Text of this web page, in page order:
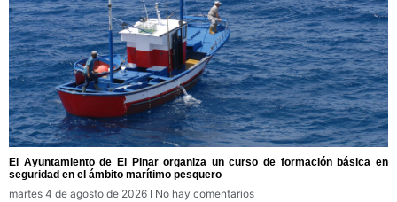
El Ayuntamiento de El Pinar organiza un curso de formación básica en
seguridad en el ámbito marítimo pesquero
martes 4 de agosto de 2026
No hay comentarios